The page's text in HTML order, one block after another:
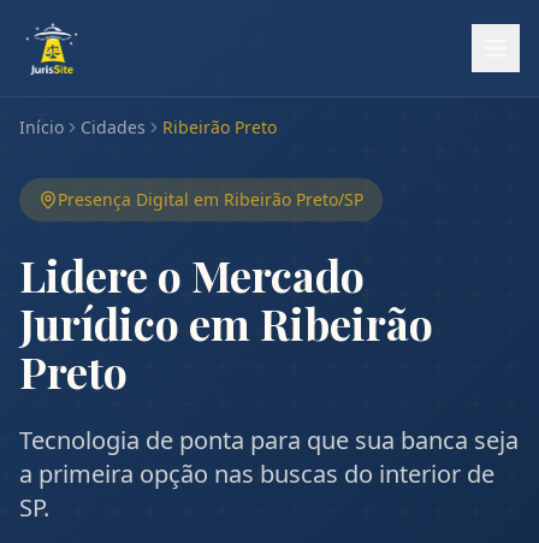
Início Cidades Ribeirão Preto
Presença Digital em Ribeirão Preto/SP
Lidere o Mercado
Jurídico em Ribeirão
Preto
Tecnologia de ponta para que sua banca seja
a primeira opção nas buscas do interior de
SP.